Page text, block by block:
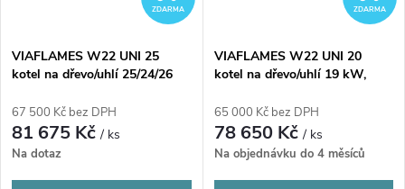
ZDARMA
VIAFLAMES W22 UNI 25
kotel na dřevo/uhlí 25/24/26
67 500 Kč bez DPH
81 675 Kč/ ks
Na dotaz
ZDARMA
VIAFLAMES W22 UNI 20
kotel na dřevo/uhlí 19 kW,
65 000 Kč bez DPH
78 650 Kč/ ks
Na objednávku do 4 měsíců